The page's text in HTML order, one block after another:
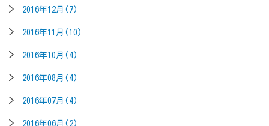
2016年12月(7)
2016年11月(10)
2016年10月(4)
2016年08月(4)
2016年07月(4)
2016年06月(2)